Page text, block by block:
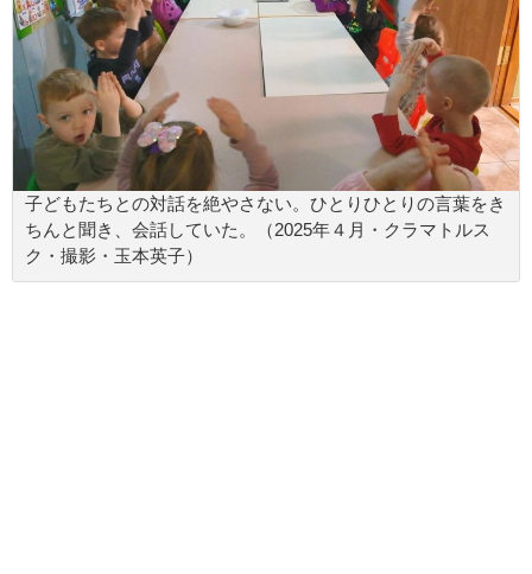
子どもたちとの対話を絶やさない。ひとりひとりの言葉をき
ちんと聞き、会話していた。（2025年４月・クラマトルス
ク・撮影・玉本英子）